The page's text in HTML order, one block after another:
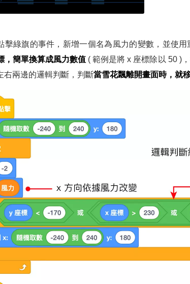
擊綠旗的事件，新增一個名為風力的變數，並使
，簡單換算成風力數值 ( 範例是將 x 座標除以 50 )
右兩邊的邏輯判斷，判斷當雪花飄離開畫面時，就